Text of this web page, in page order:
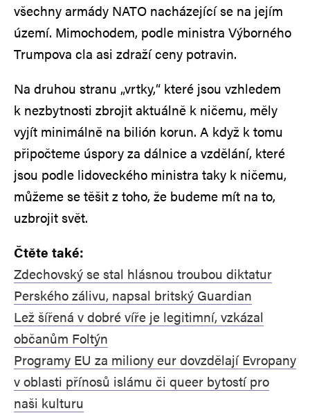
všechny armády NATO nacházející se na jejím
území. Mimochodem, podle ministra Výborného
Trumpova cla asi zdraží ceny potravin.
Na druhou stranu „vrtky,“ které jsou vzhledem
k nezbytnosti zbrojit aktuálně k ničemu, měly
vyjít minimálně na bilión korun. A když k tomu
připočteme úspory za dálnice a vzdělání, které
jsou podle lidoveckého ministra taky k ničemu,
můžeme se těšit z toho, že budeme mít na to,
uzbrojit svět.
Čtěte také:
Zdechovský se stal hlásnou troubou diktatur
Perského zálivu, napsal britský Guardian
Lež šířená v dobré víře je legitimní, vzkázal
občanům Foltýn
Programy EU za miliony eur dovzdělají Evropany
v oblasti přínosů islámu či queer bytostí pro
naši kulturu